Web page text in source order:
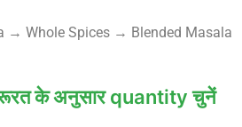
→ Whole Spices → Blended Masala
के अनुसार quantity चुनें